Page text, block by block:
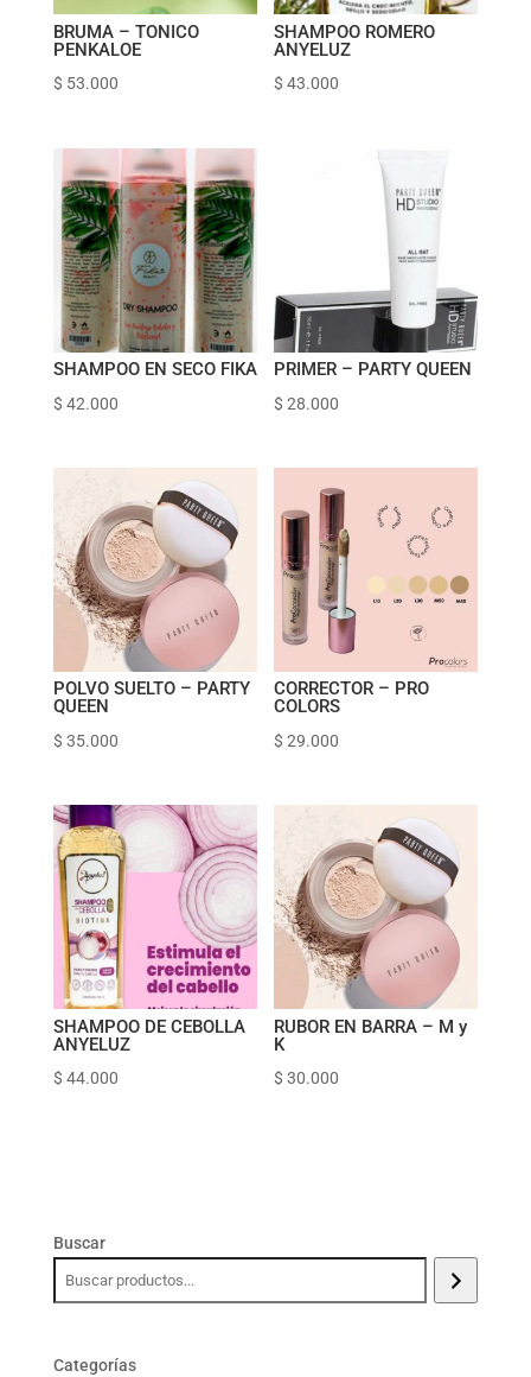
BRUMA – TONICO
PENKALOE
$ 53.000
SHAMPOO ROMERO
ANYELUZ
$ 43.000
SHAMPOO EN SECO FIKA
$ 42.000
PRIMER – PARTY QUEEN
$ 28.000
POLVO SUELTO – PARTY
QUEEN
$ 35.000
CORRECTOR – PRO
COLORS
$ 29.000
SHAMPOO DE CEBOLLA
ANYELUZ
$ 44.000
RUBOR EN BARRA – M y
K
$ 30.000
Buscar
Categorías